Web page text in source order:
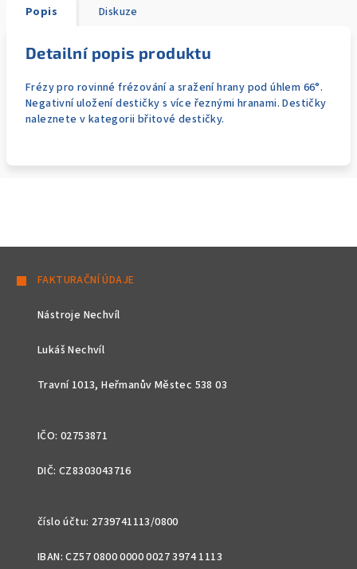
Popis Diskuze
Detailní popis produktu
Frézy pro rovinné frézování a sražení hrany pod úhlem 66°.
Negativní uložení destičky s více řeznými hranami. Destičky
naleznete v kategorii břitové destičky.
FAKTURAČNÍ ÚDAJE
Nástroje Nechvíl
Lukáš Nechvíl
Travní 1013, Heřmanův Městec 538 03
IČO: 02753871
DIČ: CZ8303043716
číslo účtu: 2739741113/0800
IBAN: CZ57 0800 0000 0027 3974 1113